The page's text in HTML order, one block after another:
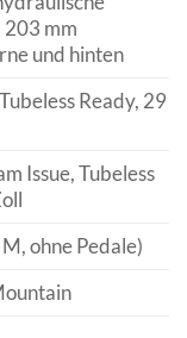
203 mm
und hinten
Ready, 29
Issue, Tubeless
ohne Pedale)